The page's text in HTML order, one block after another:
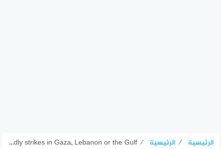
الرئيسية ⁄ الرئيسية ⁄
Why ceasefires haven’t stopped deadly strikes in Gaza, Lebanon or the Gulf